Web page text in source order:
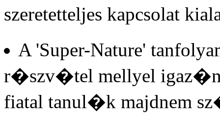
szeretetteljes kapcsolat
A 'Super-Nature'
r�szv�tel mellyel igaz�n
fiatal tanul�k majdnem